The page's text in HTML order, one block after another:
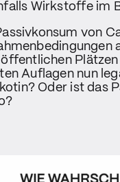
Wirkstoffe im
von
öffentlichen
Auflagen nun
Oder ist das